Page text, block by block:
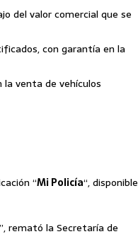
del valor comercial que se
con garantía en la
venta de vehículos
“Mi Policía“, disponible
remató la Secretaría de